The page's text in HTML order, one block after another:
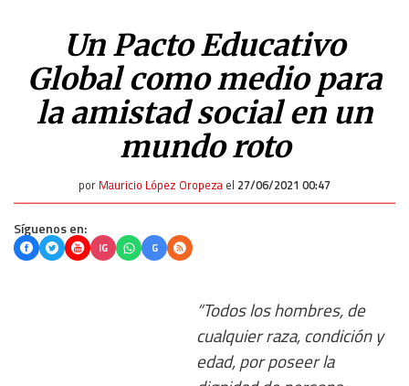
Un Pacto Educativo
Global como medio para
la amistad social en un
mundo roto
por Mauricio López Oropeza el 27/06/2021 00:47
Síguenos en:
IG G
“Todos los hombres, de
cualquier raza, condición y
edad, por poseer la